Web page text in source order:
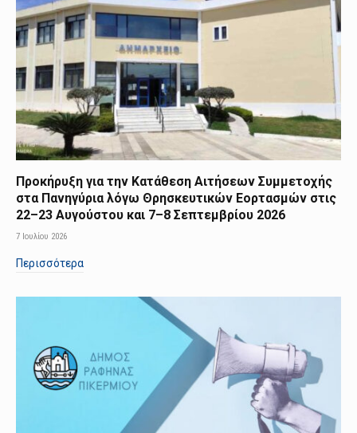
Προκήρυξη για την Κατάθεση Αιτήσεων Συμμετοχής
στα Πανηγύρια λόγω Θρησκευτικών Εορτασμών στις
22–23 Αυγούστου και 7–8 Σεπτεμβρίου 2026
7 Ιουλίου 2026
Περισσότερα